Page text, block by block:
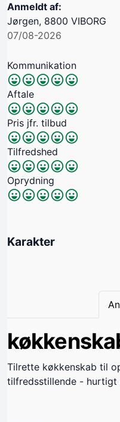
Anmeldt af:
Jørgen, 8800 VIBORG
07/08-2026
Kommunikation
Aftale
Pris jfr. tilbud
Tilfredshed
Oprydning
Karakter
Tilrette køkkenskab til
tilfredsstillende -